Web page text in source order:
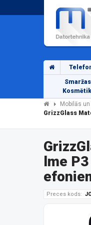
Mobilās
GrizzGlass
lme
Preces kods: